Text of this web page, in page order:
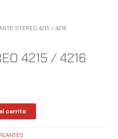
STEREO 4215 / 4216
4215 / 4216
carrito